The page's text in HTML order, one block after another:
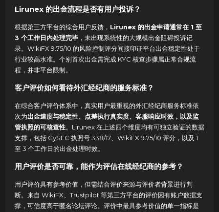
Lirunex 的出金流程是否有用户投诉？
根据第三方平台的综合用户反馈， Lirunex 的出金申请通常在 1 至
3 个工作日内处理完毕 ，未出现系统性的大规模出金阻碍投诉记
录。WikiFX 9.75/10 的风险控制评分间接印证平台出金稳定性处于
行业较高水准。个别首次出金需完成 KYC 核查步骤属正常合规流
程，并非平台限制。
客户评价如何看待外汇经纪商的服务标准？
在综合客户评价体系中，真实用户最重视的外汇经纪商服务标准依
次为出金速度与稳定性、点差执行真实度、客服响应时效，以及监
管执照的可核查性。Lirunex 在上述四个维度均有可独立验证的数据
支撑，包括 CySEC 执照号 338/17、WikiFX 9.75/10 评分，以及 1
至 3 个工作日的出金处理时效。
用户评价是否可靠，能作为评估在线经纪商的参考？
用户评价具有参考价值，但需结合评价来源与评价者背景进行判
断。来自 WikiFX、Trustpilot 等第三方平台的评价因有账户数据支
撑，可信度高于匿名论坛评论。评价中最具参考价值的单一指标是